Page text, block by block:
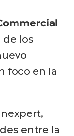
de los
foco en la
entre la